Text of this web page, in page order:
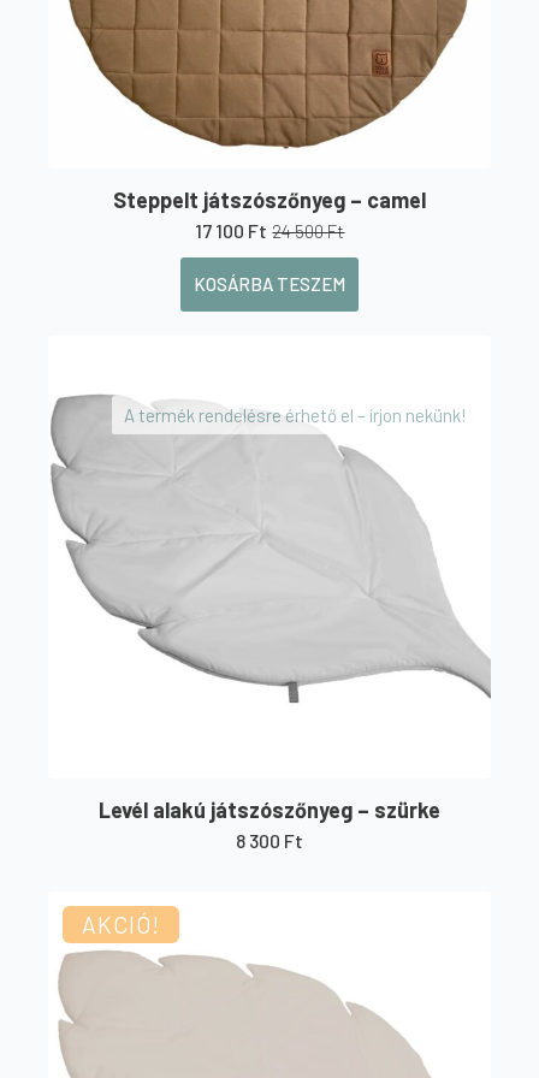
Steppelt játszószőnyeg – camel
24 500Ft
Original
price
was:
24
17 100 Ft Current
price
is:
17
KOSÁRBA TESZEM
A termék rendelésre érhető el – írjon nekünk!
Levél alakú játszószőnyeg – szürke
8 300 Ft
AKCIÓ!